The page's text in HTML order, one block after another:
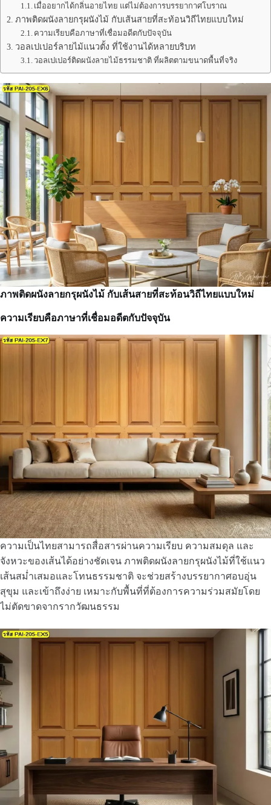
เมื่ออยากได้กลิ่นอายไทย แต่ไม่ต้องการบรรยากาศโบราณ
ภาพติดผนังลายกรุผนังไม้ กับเส้นสายที่สะท้อนวิถีไทยแบบใหม่
ความเรียบคือภาษาที่เชื่อมอดีตกับปัจจุบัน
วอลเปเปอร์ลายไม้แนวตั้ง ที่ใช้งานได้หลายบริบท
วอลเปเปอร์ติดผนังลายไม้ธรรมชาติ ที่ผลิตตามขนาดพื้นที่จริง
ภาพติดผนังลายกรุผนังไม้ กับเส้นสายที่สะท้อนวิถีไทยแบบใหม่
ความเรียบคือภาษาที่เชื่อมอดีตกับปัจจุบัน
ความเป็นไทยสามารถสื่อสารผ่านความเรียบ ความสมดุล และ
จังหวะของเส้นได้อย่างชัดเจน ภาพติดผนังลายกรุผนังไม้ที่ใช้แนว
เส้นสม่ำเสมอและโทนธรรมชาติ จะช่วยสร้างบรรยากาศอบอุ่น
สุขุม และเข้าถึงง่าย เหมาะกับพื้นที่ที่ต้องการความร่วมสมัยโดย
ไม่ตัดขาดจากรากวัฒนธรรม